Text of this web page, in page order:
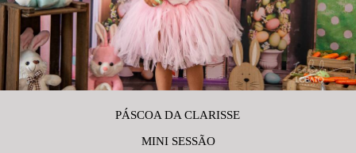
PÁSCOA DA CLARISSE
MINI SESSÃO